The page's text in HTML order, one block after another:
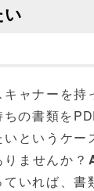
キャナーを持
ちの書類を
いというケー
りませんか？
ていれば、書